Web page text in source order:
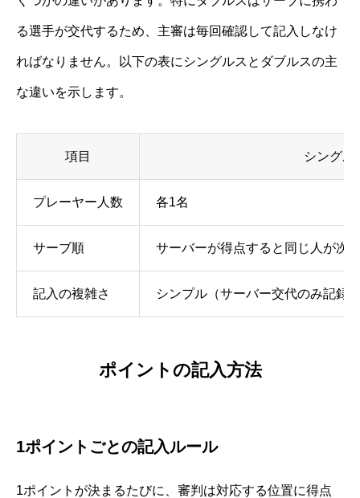
る選手が交代するため、主審は毎回確認して記入しなけ
ればなりません。以下の表にシングルスとダブルスの主
な違いを示します。
項目 シングル
プレーヤー人数 各1名
サーブ順 サーバーが得点すると同じ人が次
記入の複雑さ シンプル（サーバー交代のみ記録
ポイントの記入方法
1ポイントごとの記入ルール
1ポイントが決まるたびに、審判は対応する位置に得点